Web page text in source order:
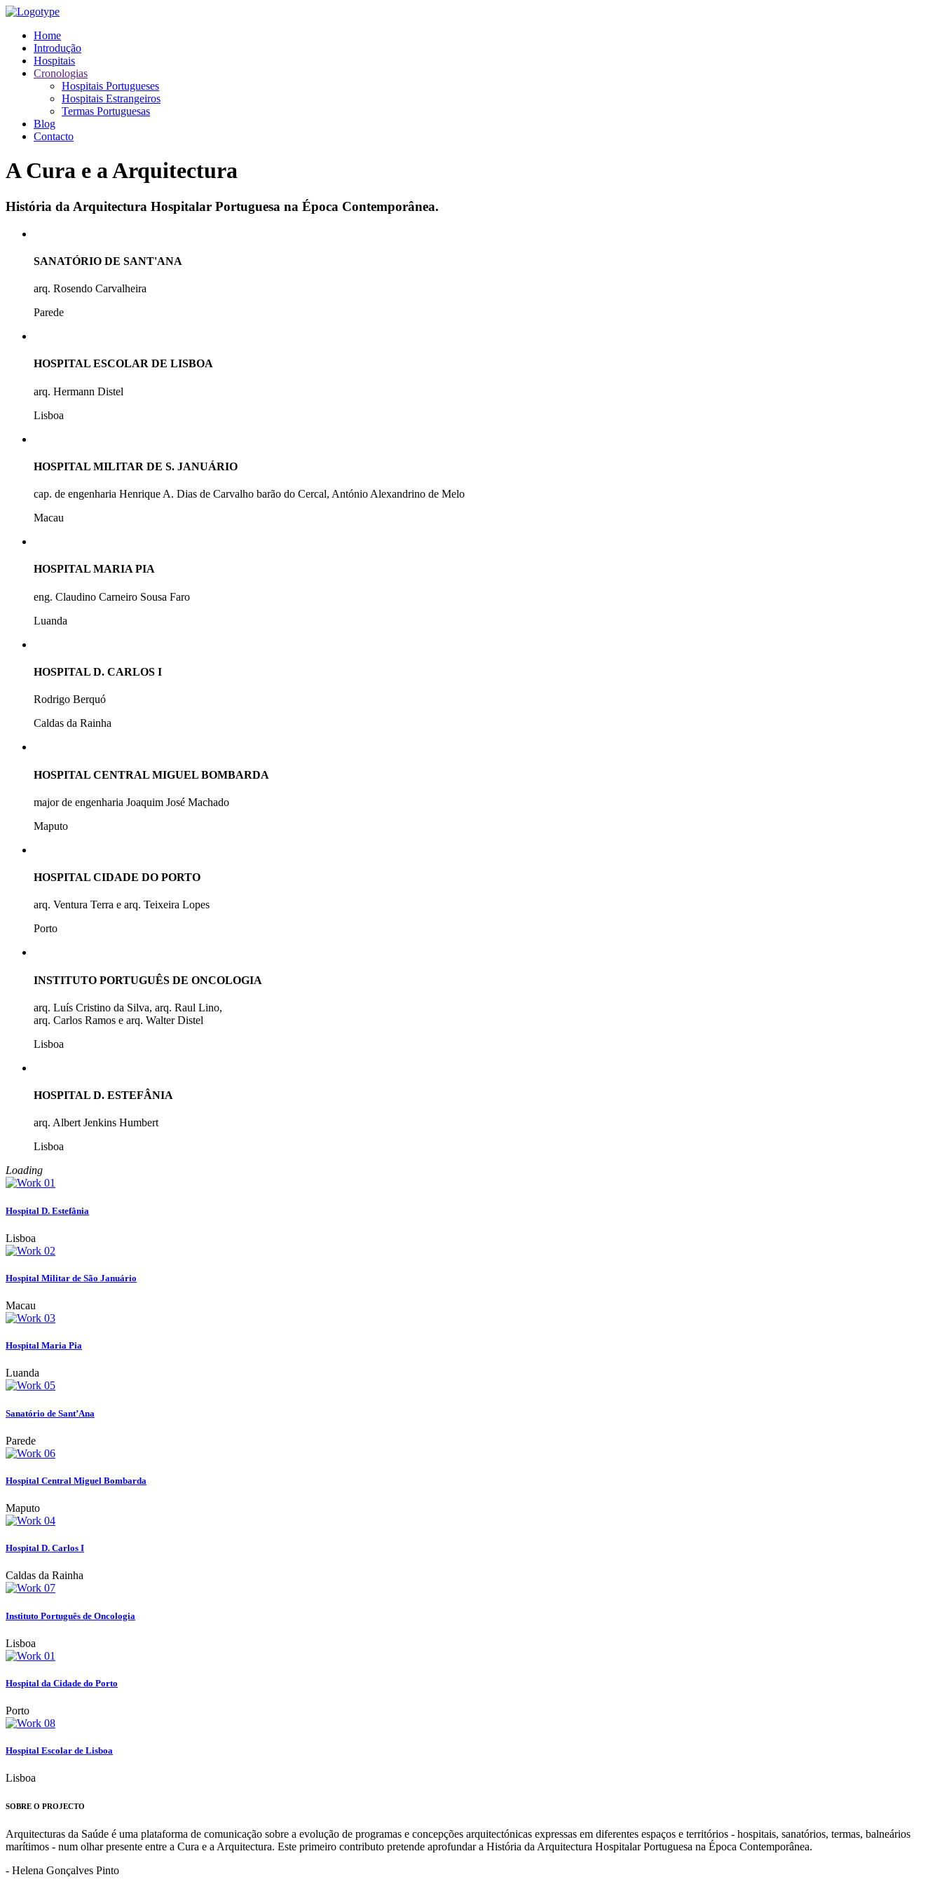
Home
Introdução
Hospitais
Cronologias
Hospitais Portugueses
Hospitais Estrangeiros
Termas Portuguesas
Blog
Contacto
A Cura e a Arquitectura
História da Arquitectura Hospitalar Portuguesa na Época Contemporânea.
SANATÓRIO DE SANT'ANA
arq. Rosendo Carvalheira
Parede
HOSPITAL ESCOLAR DE LISBOA
arq. Hermann Distel
Lisboa
HOSPITAL MILITAR DE S. JANUÁRIO
cap. de engenharia Henrique A. Dias de Carvalho barão do Cercal, António Alexandrino de Melo
Macau
HOSPITAL MARIA PIA
eng. Claudino Carneiro Sousa Faro
Luanda
HOSPITAL D. CARLOS I
Rodrigo Berquó
Caldas da Rainha
HOSPITAL CENTRAL MIGUEL BOMBARDA
major de engenharia Joaquim José Machado
Maputo
HOSPITAL CIDADE DO PORTO
arq. Ventura Terra e arq. Teixeira Lopes
Porto
INSTITUTO PORTUGUÊS DE ONCOLOGIA
arq. Luís Cristino da Silva, arq. Raul Lino,
arq. Carlos Ramos e arq. Walter Distel
Lisboa
HOSPITAL D. ESTEFÂNIA
arq. Albert Jenkins Humbert
Lisboa
Loading
Hospital D. Estefânia
Lisboa
Hospital Militar de São Januário
Macau
Hospital Maria Pia
Luanda
Sanatório de Sant’Ana
Parede
Hospital Central Miguel Bombarda
Maputo
Hospital D. Carlos I
Caldas da Rainha
Instituto Português de Oncologia
Lisboa
Hospital da Cidade do Porto
Porto
Hospital Escolar de Lisboa
Lisboa
SOBRE O PROJECTO
Arquitecturas da Saúde é uma plataforma de comunicação sobre a evolução de programas e concepções arquitectónicas expressas em diferentes espaços e territórios - hospitais, sanatórios, termas, balneários
marítimos - num olhar presente entre a Cura e a Arquitectura. Este primeiro contributo pretende aprofundar a História da Arquitectura Hospitalar Portuguesa na Época Contemporânea.
- Helena Gonçalves Pinto